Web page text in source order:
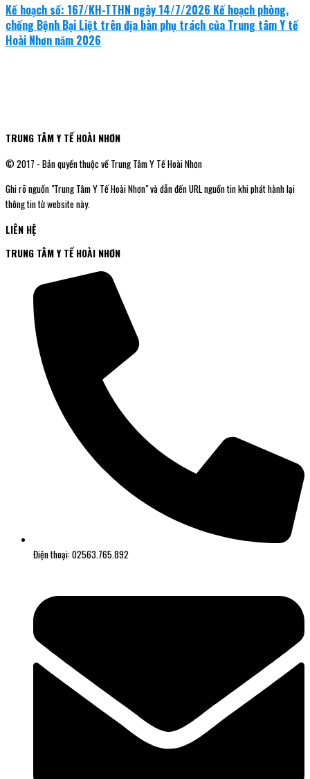
Kế hoạch số: 167/KH-TTHN ngày 14/7/2026 Kế hoạch phòng,
chống Bệnh Bại Liệt trên địa bàn phụ trách của Trung tâm Y tế
Hoài Nhơn năm 2026
TRUNG TÂM Y TẾ HOÀI NHƠN
© 2017 - Bản quyền thuộc về Trung Tâm Y Tế Hoài Nhơn
Ghi rõ nguồn "Trung Tâm Y Tế Hoài Nhơn" và dẫn đến URL nguồn tin khi phát hành lại
thông tin từ website này.
LIÊN HỆ
TRUNG TÂM Y TẾ HOÀI NHƠN
Điện thoại: 02563.765.892